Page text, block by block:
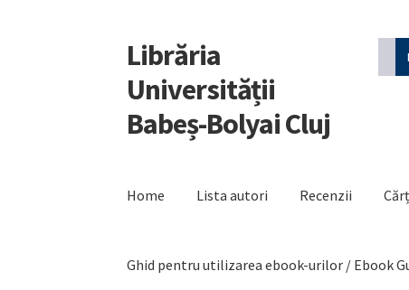
Sari
la
navigare
Sari
la
conținut
Librăria
Universității
Babeș-Bolyai Cluj
Home Lista autori Recenzii
Ghid pentru utilizarea ebook-urilor / Ebook